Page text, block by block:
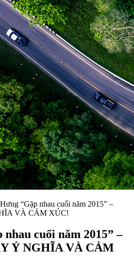
“Gặp nhau cuối năm 2015” –
VÀ CẢM XÚC!
cuối năm 2015” –
Ý NGHĨA VÀ CẢM